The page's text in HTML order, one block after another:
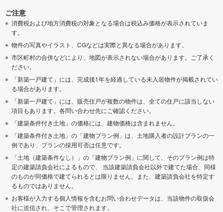
ご注意
消費税および地方消費税の対象となる場合は税込み価格が表示されていま
す。
物件の写真やイラスト、CGなどは実際と異なる場合があります。
市区町村の合併などにより、地図が表示されない場合があります。ご了承く
ださい。
「新築一戸建て」には、完成後1年を経過している未入居物件が掲載されてい
る場合があります。
「新築一戸建て」には、販売住戸が複数の物件は、全ての住戸に該当しない
項目もあります。各問い合わせ先にご確認ください。
「建築条件付き土地」の価格には、建物価格は含まれません。
「建築条件付き土地」の「建物プラン例」は、土地購入者の設計プランの一
例であり、プランの採用可否は任意です。
「土地（建築条件なし）」の「建物プラン例」に関して、そのプラン例は特
定の建築請負会社によるもので、 当該建築請負会社以外で建てた場合、同様
のものが同価格で建てられるとは限りません。また、建築請負会社を特定す
るものではありません。
お客様が入力する個人情報を含むお問い合わせデータは、当該物件の取扱会
社に送信され、そこで管理されます。